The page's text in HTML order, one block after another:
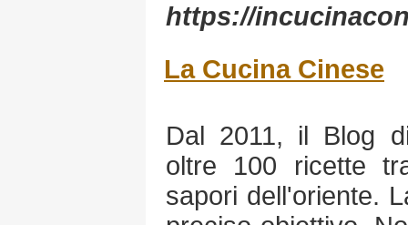
https://
La Cucina Cinese
Dal 2011, il Blog
oltre 100 ricette
sapori dell'oriente.